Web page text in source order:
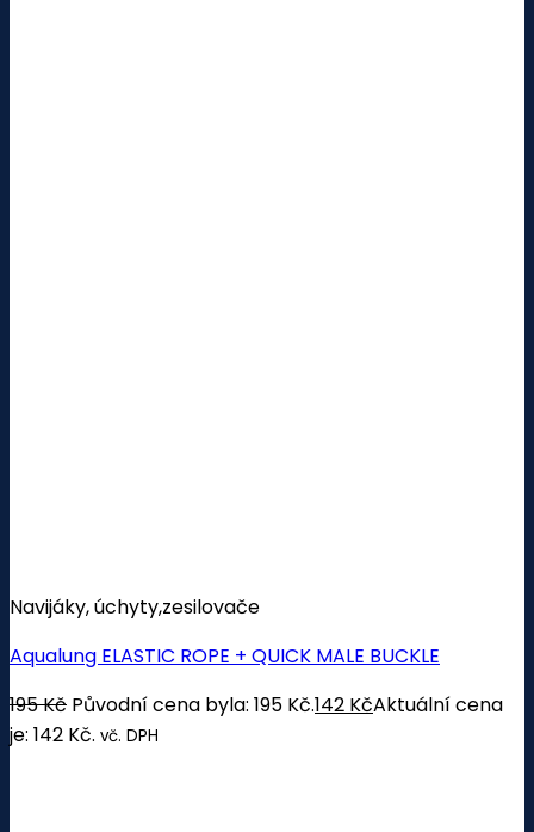
Navijáky, úchyty,zesilovače
Aqualung ELASTIC ROPE + QUICK MALE BUCKLE
195Kč Původní cena byla: 195 Kč.142 KčAktuální cena
je: 142 Kč. vč. DPH